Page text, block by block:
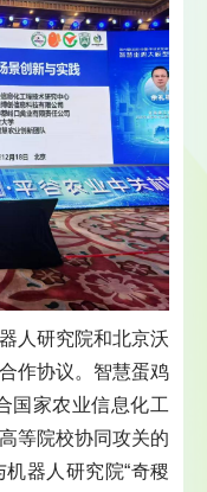
人研究院和北京沃
作协议。智慧蛋鸡
国家农业信息化工
等院校协同攻关的
器人研究院“奇稷